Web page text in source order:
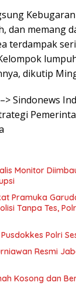
dan memang
terdampak
dikutip
Sindonews
Monitor
Pramuka
Tanpa Tes,
Polri
Resmi
Kosong dan